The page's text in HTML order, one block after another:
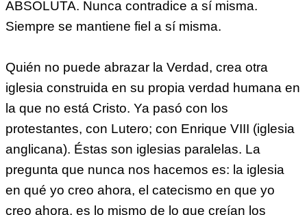
ABSOLUTA. Nunca contradice a sí misma.
Siempre se mantiene fiel a sí misma.
Quién no puede abrazar la Verdad, crea otra
iglesia construida en su propia verdad humana en
la que no está Cristo. Ya pasó con los
protestantes, con Lutero; con Enrique VIII (iglesia
anglicana). Éstas son iglesias paralelas. La
pregunta que nunca nos hacemos es: la iglesia
en qué yo creo ahora, el catecismo en que yo
creo ahora, es lo mismo de lo que creían los